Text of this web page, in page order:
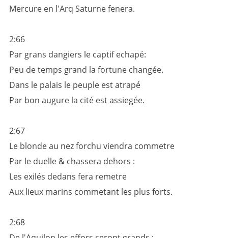
Mercure en l'Arq Saturne fenera.
2:66
Par grans dangiers le captif echapé:
Peu de temps grand la fortune changée.
Dans le palais le peuple est atrapé
Par bon augure la cité est assiegée.
2:67
Le blonde au nez forchu viendra commetre
Par le duelle & chassera dehors :
Les exilés dedans fera remetre
Aux lieux marins commetant les plus forts.
2:68